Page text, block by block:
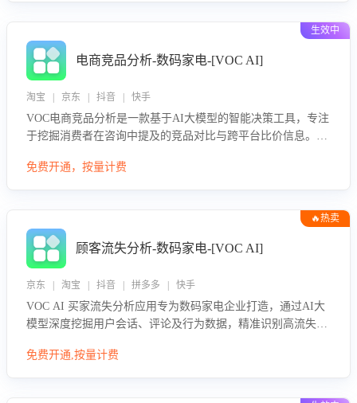
生效中
电商竞品分析-数码家电-[VOC AI]
淘宝 | 京东 | 抖音 | 快手
VOC电商竞品分析是一款基于AI大模型的智能决策工具，专注
于挖掘消费者在咨询中提及的竞品对比与跨平台比价信息。该
息，进行多维度交叉对比，并分析消费者的比价行为。通过提
免费开通，按量计费
🔥热卖
顾客流失分析-数码家电-[VOC AI]
京东 | 淘宝 | 抖音 | 拼多多 | 快手
VOC AI 买家流失分析应用专为数码家电企业打造，通过AI大
模型深度挖掘用户会话、评论及行为数据，精准识别高流失风
迟、竞品价格冲击等。系统自动输出可落地的挽回策略，迅速
免费开通,按量计费